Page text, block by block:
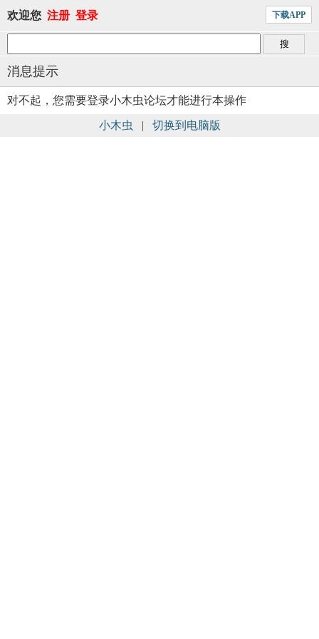
欢迎您 注册 登录 下载APP
消息提示
对不起，您需要登录小木虫论坛才能进行本操作
小木虫 | 切换到电脑版